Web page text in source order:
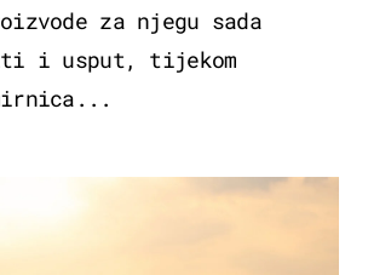
za njegu sada
i usput, tijekom